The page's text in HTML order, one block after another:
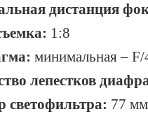
дистанция
1:8
минимальная – F/
лепестков
светофильтра: 77 мм